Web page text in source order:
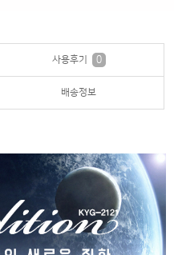
사용후기 0
배송정보